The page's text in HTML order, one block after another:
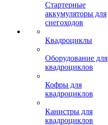
Стартерные
аккумуляторы для
снегоходов
Квадроциклы
Оборудование для
квадроциклов
Кофры для
квадроциклов
Канистры для
квадроциклов